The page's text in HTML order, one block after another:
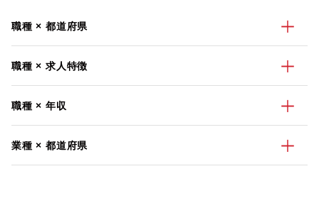
職種 × 都道府県
職種 × 求人特徴
職種 × 年収
業種 × 都道府県